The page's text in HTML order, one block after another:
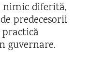
nimic diferită,
predecesorii
guvernare.